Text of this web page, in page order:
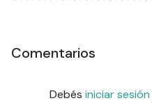
Comentarios
Debés iniciar sesión